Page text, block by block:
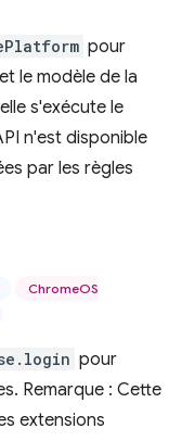
pour
le modèle de la
s'exécute le
n'est disponible
par les règles
ChromeOS
pour
Remarque : Cette
extensions